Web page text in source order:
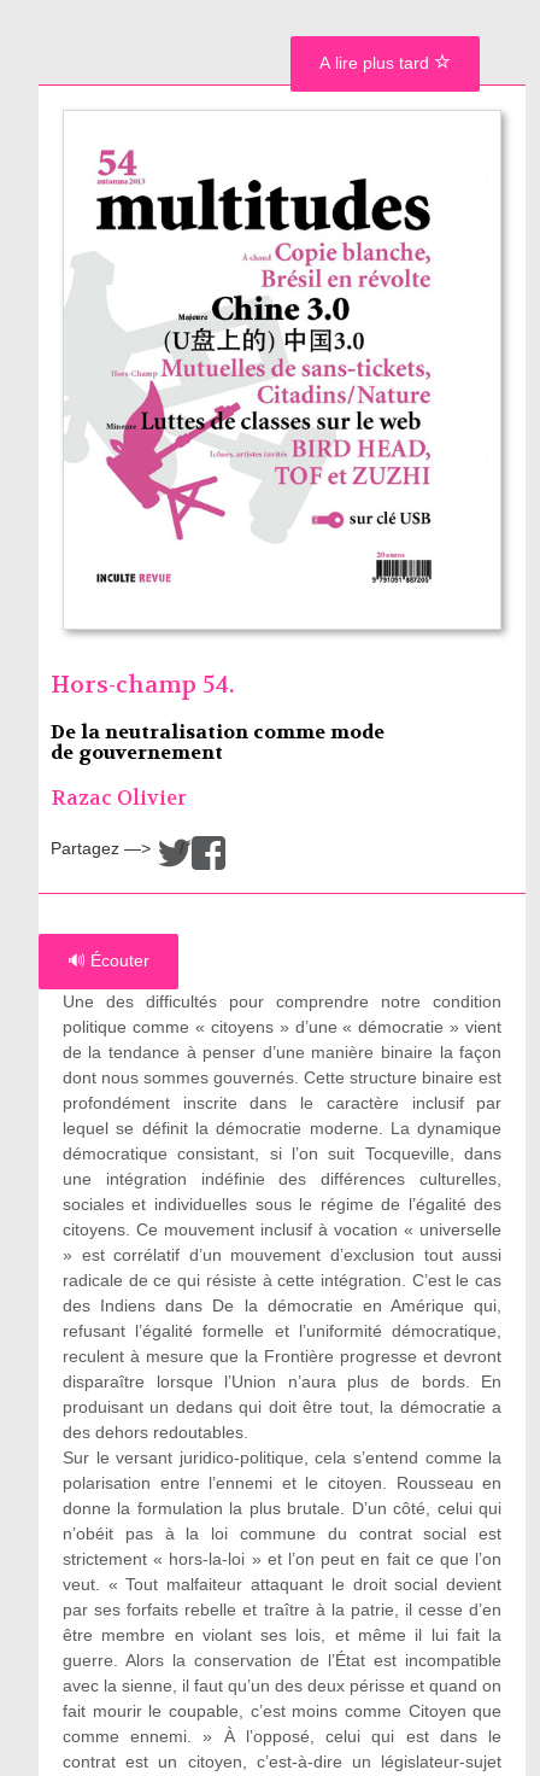
Hors-champ 54.
De la neutralisation comme mode
de gouvernement
Razac Olivier
Partagez —> /
🔊 Écouter
Une des difficultés pour comprendre notre condition
politique comme « citoyens » d’une « démocratie » vient
de la tendance à penser d’une manière binaire la façon
dont nous sommes gouvernés. Cette structure binaire est
profondément inscrite dans le caractère inclusif par
lequel se définit la démocratie moderne. La dynamique
démocratique consistant, si l’on suit Tocqueville, dans
une intégration indéfinie des différences culturelles,
sociales et individuelles sous le régime de l’égalité des
citoyens. Ce mouvement inclusif à vocation « universelle
» est corrélatif d’un mouvement d’exclusion tout aussi
radicale de ce qui résiste à cette intégration. C’est le cas
des Indiens dans De la démocratie en Amérique qui,
refusant l’égalité formelle et l’uniformité démocratique,
reculent à mesure que la Frontière progresse et devront
disparaître lorsque l’Union n’aura plus de bords. En
produisant un dedans qui doit être tout, la démocratie a
des dehors redoutables.
Sur le versant juridico-politique, cela s’entend comme la
polarisation entre l’ennemi et le citoyen. Rousseau en
donne la formulation la plus brutale. D’un côté, celui qui
n’obéit pas à la loi commune du contrat social est
strictement « hors-la-loi » et l’on peut en fait ce que l’on
veut. « Tout malfaiteur attaquant le droit social devient
par ses forfaits rebelle et traître à la patrie, il cesse d’en
être membre en violant ses lois, et même il lui fait la
guerre. Alors la conservation de l’État est incompatible
avec la sienne, il faut qu’un des deux périsse et quand on
fait mourir le coupable, c’est moins comme Citoyen que
comme ennemi. » À l’opposé, celui qui est dans le
contrat est un citoyen, c’est-à-dire un législateur-sujet
A lire plus tard